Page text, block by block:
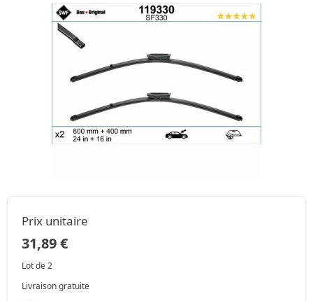
Prix unitaire
31,89€
Lot de 2
Livraison gratuite